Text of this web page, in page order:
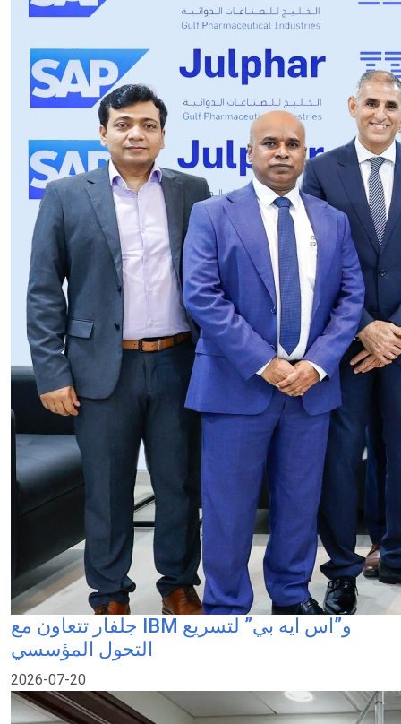
جلفار تتعاون مع IBM و”اس ايه بي” لتسريع
التحول المؤسسي
2026-07-20